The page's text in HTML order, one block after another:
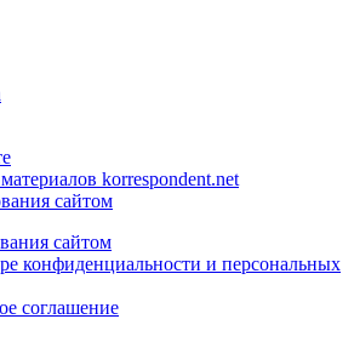
korrespondent.net
сайтом
сайтом
конфиденциальности и персональных
соглашение